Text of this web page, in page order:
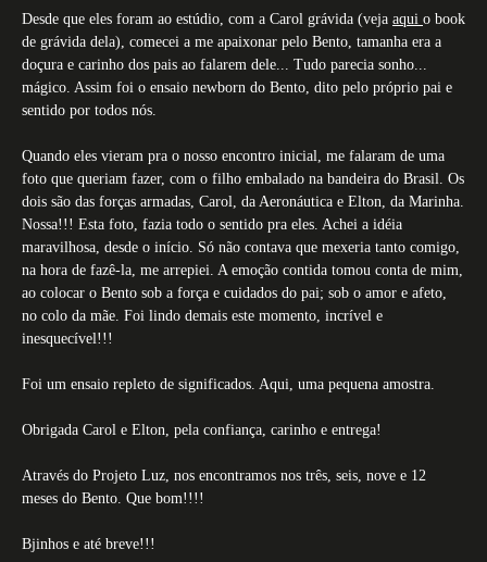
Desde que eles foram ao estúdio, com a Carol grávida (veja aqui o book
de grávida dela), comecei a me apaixonar pelo Bento, tamanha era a
doçura e carinho dos pais ao falarem dele... Tudo parecia sonho...
mágico. Assim foi o ensaio newborn do Bento, dito pelo próprio pai e
sentido por todos nós.
Quando eles vieram pra o nosso encontro inicial, me falaram de uma
foto que queriam fazer, com o filho embalado na bandeira do Brasil. Os
dois são das forças armadas, Carol, da Aeronáutica e Elton, da Marinha.
Nossa!!! Esta foto, fazia todo o sentido pra eles. Achei a idéia
maravilhosa, desde o início. Só não contava que mexeria tanto comigo,
na hora de fazê-la, me arrepiei. A emoção contida tomou conta de mim,
ao colocar o Bento sob a força e cuidados do pai; sob o amor e afeto,
no colo da mãe. Foi lindo demais este momento, incrível e
inesquecível!!!
Foi um ensaio repleto de significados. Aqui, uma pequena amostra.
Obrigada Carol e Elton, pela confiança, carinho e entrega!
Através do Projeto Luz, nos encontramos nos três, seis, nove e 12
meses do Bento. Que bom!!!!
Bjinhos e até breve!!!